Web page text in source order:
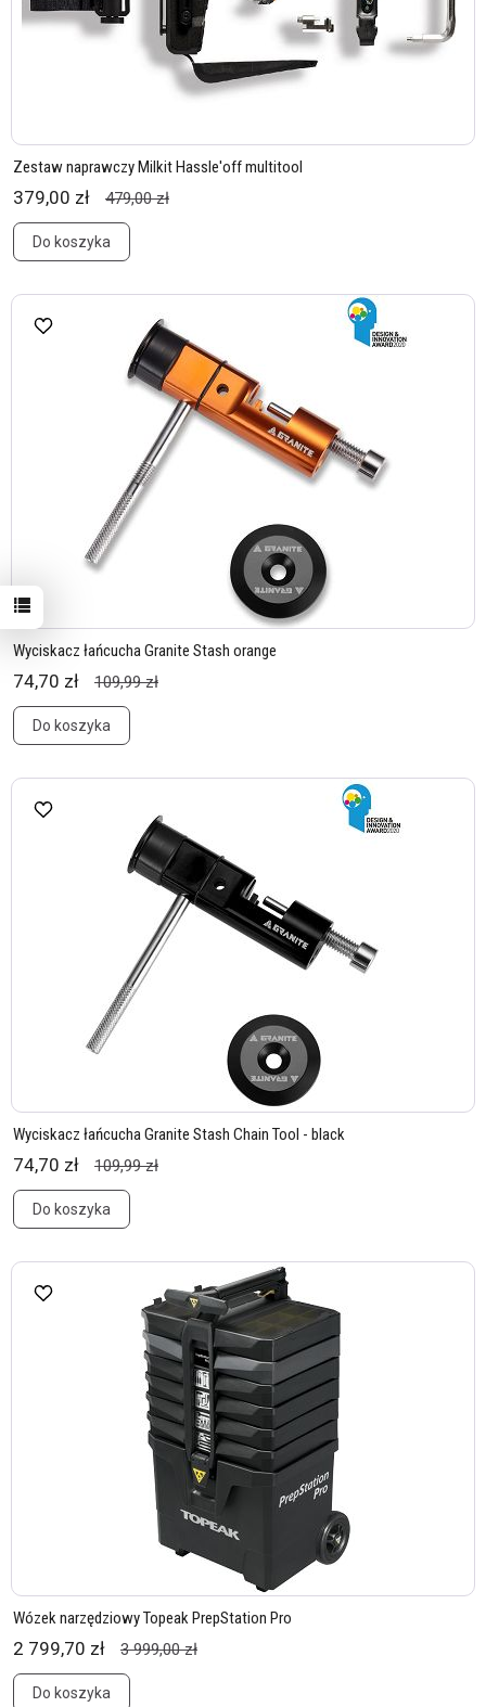
Zestaw naprawczy Milkit Hassle'off multitool
379,00 zł 479,00 zł
Do koszyka
Wyciskacz łańcucha Granite Stash orange
74,70 zł 109,99 zł
Do koszyka
Wyciskacz łańcucha Granite Stash Chain Tool - black
74,70 zł 109,99 zł
Do koszyka
Wózek narzędziowy Topeak PrepStation Pro
2 799,70 zł 3 999,00 zł
Do koszyka